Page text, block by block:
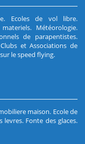
. Ecoles de vol libre.
. Météorologie.
de parapentistes.
Clubs et Associations de
le speed flying.
maison. Ecole de
levres. Fonte des glaces.